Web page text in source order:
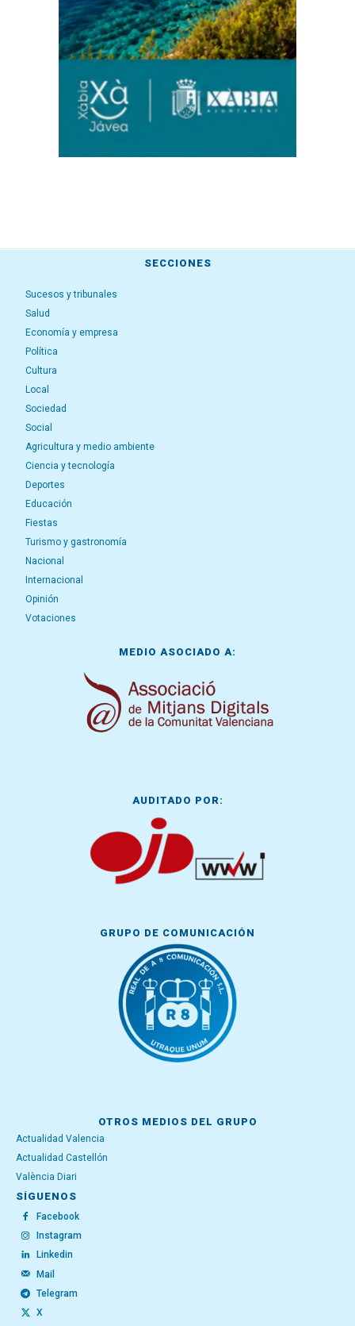
SECCIONES
Sucesos y tribunales
Salud
Economía y empresa
Política
Cultura
Local
Sociedad
Social
Agricultura y medio ambiente
Ciencia y tecnología
Deportes
Educación
Fiestas
Turismo y gastronomía
Nacional
Internacional
Opinión
Votaciones
MEDIO ASOCIADO A:
AUDITADO POR:
GRUPO DE COMUNICACIÓN
OTROS MEDIOS DEL GRUPO
Actualidad Valencia
Actualidad Castellón
València Diari
SÍGUENOS
Facebook
Instagram
Linkedin
Mail
Telegram
X